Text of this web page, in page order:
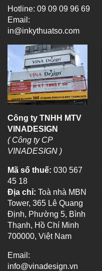
Hotline: 09 09 09 96 69
Email:
in@inkythuatso.com
Công ty TNHH MTV
VINADESIGN
( Công ty CP
VINADESIGN )
Mã số thuế: 030 567
45 18
Địa chỉ: Toà nhà MBN
Tower, 365 Lê Quang
Định, Phường 5, Bình
Thạnh, Hồ Chí Minh
700000, Việt Nam
Email:
info@vinadesign.vn